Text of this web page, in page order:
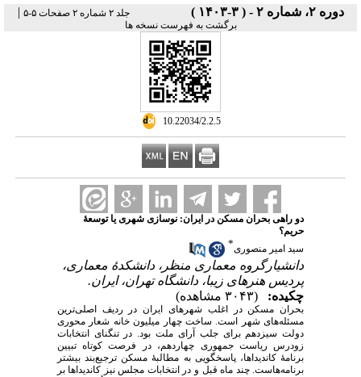
دوره ۲، شماره ۲ - ( ۳-۱۴۰۳ ) جلد ۲ شماره ۲ صفحات ۵-۵ |
برگشت به فهرست نسخه ها
‎ 10.22034/2.2.5
دو راهی بحران مسکن در ایران: نوسازی شهری یا توسعۀ
حریم؟
سید امیر منصوری*
دانشیارگروه معماری منظر، دانشکدۀ معماری،
پردیس هنرهای زیبا، دانشگاه تهران، ایران.
چکیده:
(۳۰۴۳ مشاهده)
بحران مسکن در اغلب شهرهای ایران در ردیف اصلی‌ترین
مسئله‌های شهر است. ساخت چهار میلیون خانه شعار محوری
دولت سیزدهم برای جلب آرای ملت بود. در تنگنای انتخابات
زودرس ریاست جمهوری چهاردهم، در فرصت کوتاه تبیین
برنامۀ کاندیداها، پاسخگویی به مطالبۀ مسکن ترجیع‌بند بیشتر
برنامه‌هاست. چند ماه قبل و در انتخابات مجلس نیز کاندیداها بر